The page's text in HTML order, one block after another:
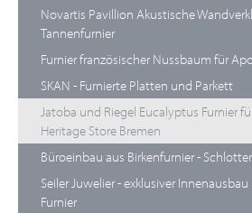
Novartis Pavillion Akustische
Tannenfurnier
Furnier französischer Nussbaum für
SKAN - Furnierte Platten und Parkett
Jatoba und Riegel Eucalyptus Furnier
Heritage Store Bremen
Büroeinbau aus Birkenfurnier -
Seiler Juwelier - exklusiver
Furnier